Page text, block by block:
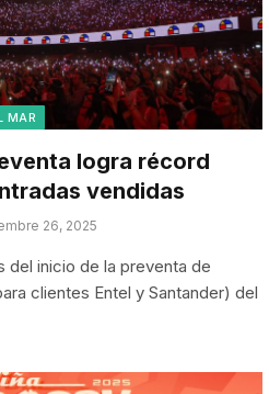
MAR
logra récord
vendidas
26, 2025
del inicio de la preventa de
clientes Entel y Santander) del